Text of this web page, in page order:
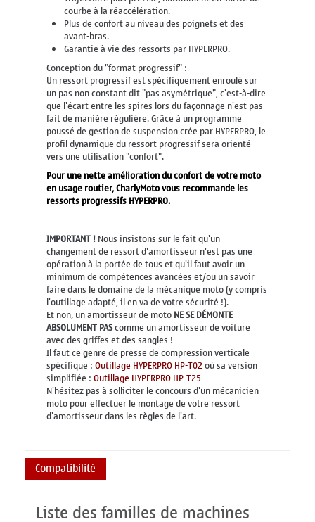
courbe à la réaccélération.
Plus de confort au niveau des poignets et des
avant-bras.
Garantie à vie des ressorts par HYPERPRO.
Conception du "format progressif" :
Un ressort progressif est spécifiquement enroulé sur
un pas non constant dit "pas asymétrique", c'est-à-dire
que l'écart entre les spires lors du façonnage n'est pas
fait de manière régulière. Grâce à un programme
poussé de gestion de suspension crée par HYPERPRO, le
profil dynamique du ressort progressif sera orienté
vers une utilisation "confort".
Pour une nette amélioration du confort de votre moto
en usage routier, CharlyMoto vous recommande les
ressorts progressifs HYPERPRO.
IMPORTANT !Nous insistons sur le fait qu'un
changement de ressort d'amortisseur n'est pas une
opération à la portée de tous et qu'il faut avoir un
minimum de compétences avancées et/ou un savoir
faire dans le domaine de la mécanique moto (y compris
l'outillage adapté, il en va de votre sécurité !).
Et non, un amortisseur de motoNE SE DÉMONTE
ABSOLUMENT PAScomme un amortisseur de voiture
avec des griffes et des sangles !
Il faut ce genre de presse de compression verticale
spécifique :Outillage HYPERPRO HP-T02où sa version
simplifiée :Outillage HYPERPRO HP-T25
N'hésitez pas à solliciter le concours d'un mécanicien
moto pour effectuer le montage de votre ressort
d'amortisseur dans les règles de l'art.
Compatibilité
Liste des familles de machines